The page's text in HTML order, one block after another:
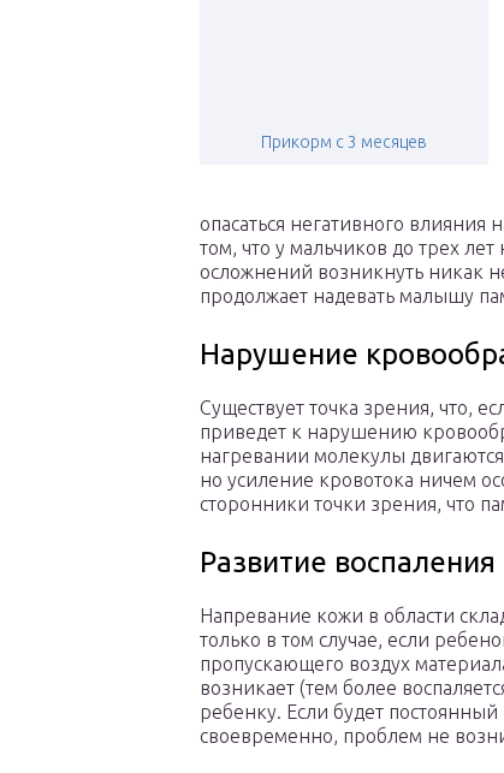
Прикорм с 3 месяцев
опасаться негативного
том, что у мальчиков до трех
осложнений возникнуть никак
продолжает надевать малышу
Нарушение
Существует точка зрения, что,
приведет к нарушению
нагревании молекулы
но усиление кровотока ничем
сторонники точки зрения, что
Развитие воспаления
Напревание кожи в области
только в том случае, если
пропускающего воздух
возникает (тем более
ребенку. Если будет
своевременно, проблем не